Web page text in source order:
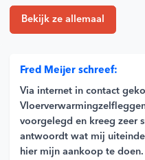
Bekijk ze allemaal
Fred Meijer schreef:
Via internet in contact
voorgelegd en kreeg zeer
antwoordt wat mij
hier mijn aankoop te doen.